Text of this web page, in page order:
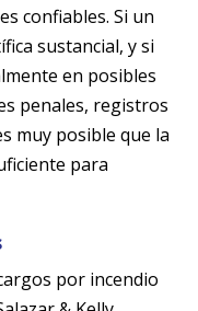
confiables. Si un
sustancial, y si
en posibles
penales, registros
muy posible que la
para
por incendio